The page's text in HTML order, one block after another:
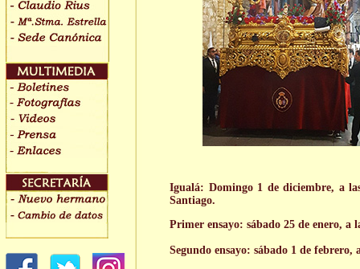
Igualá: Domingo 1 de diciembre, a
Santiago.
Primer ensayo: sábado 25 de enero, a
Segundo ensayo: sábado 1 de febrero,